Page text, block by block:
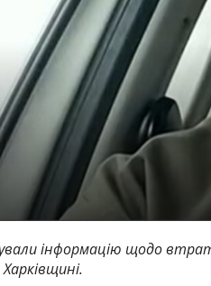
інформацію щодо